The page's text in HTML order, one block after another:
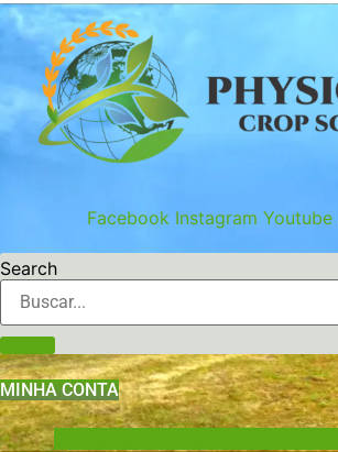
Ir
para
conteúdo
Facebook Instagram Youtube
Search
MINHA CONTA
Shopping-cart